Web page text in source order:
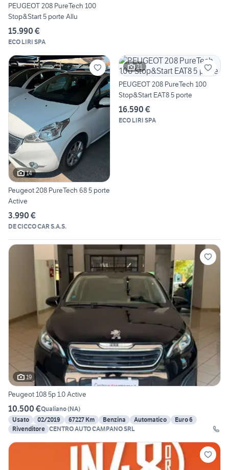
PEUGEOT 208 PureTech 100
Stop&Start 5 porte Allu
15.990 €
ECO LIRI SPA
14
Peugeot 208 PureTech 68 5 porte
Active
3.990 €
DE CICCO CAR S.A.S.
21
PEUGEOT 208 PureTech 100
Stop&Start EAT8 5 porte
16.590 €
ECO LIRI SPA
19
Peugeot 108 5p 1.0 Active
10.500 €Qualiano(NA)
Usato
02/2019 67227 Km Benzina Automatico
Euro 6
Rivenditore CENTRO AUTO CAMPANO SRL